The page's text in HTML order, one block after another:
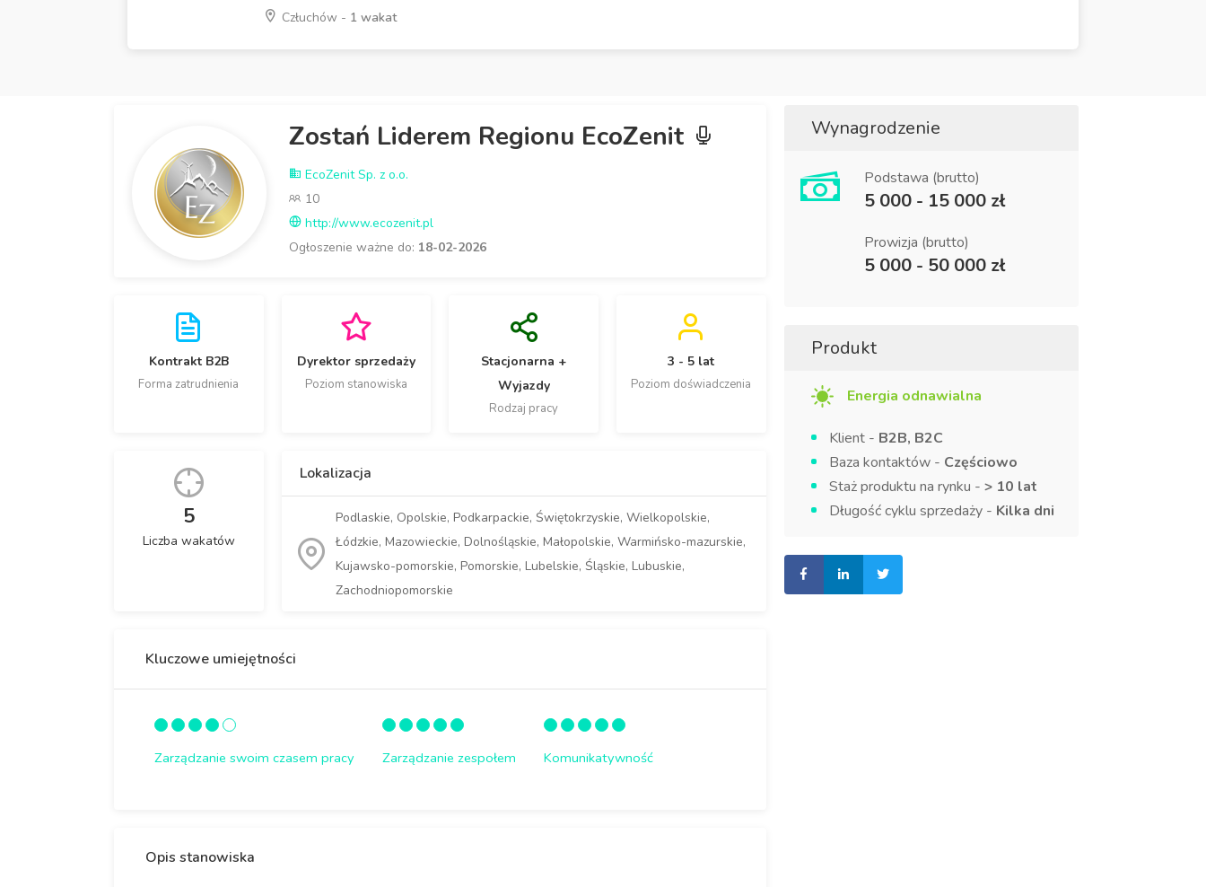
Człuchów - 1 wakat
Zostań Liderem Regionu EcoZenit
EcoZenit Sp. z o.o.
10
http://www.ecozenit.pl
Ogłoszenie ważne do: 18-02-2026
Kontrakt B2B
Forma zatrudnienia
Dyrektor sprzedaży
Poziom stanowiska
Stacjonarna +
Wyjazdy
Rodzaj pracy
3 - 5 lat
Poziom doświadczenia
5
Liczba wakatów
Lokalizacja
Podlaskie, Opolskie, Podkarpackie, Świętokrzyskie, Wielkopolskie,
Łódzkie, Mazowieckie, Dolnośląskie, Małopolskie, Warmińsko-mazurskie,
Kujawsko-pomorskie, Pomorskie, Lubelskie, Śląskie, Lubuskie,
Zachodniopomorskie
Kluczowe umiejętności
Zarządzanie swoim czasem pracy Zarządzanie zespołem Komunikatywność
Opis stanowiska
Wynagrodzenie
Podstawa (brutto)
5 000 - 15 000 zł
Prowizja (brutto)
5 000 - 50 000 zł
Produkt
Energia odnawialna
Klient - B2B, B2C
Baza kontaktów - Częściowo
Staż produktu na rynku - > 10 lat
Długość cyklu sprzedaży - Kilka dni